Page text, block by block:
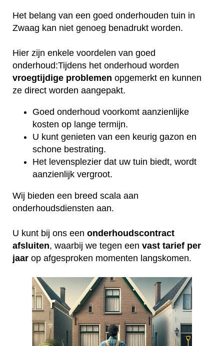
Het belang van een goed onderhouden tuin in
Zwaag kan niet genoeg benadrukt worden.
Hier zijn enkele voordelen van goed
onderhoud:Tijdens het onderhoud worden
vroegtijdige problemen opgemerkt en kunnen
ze direct worden aangepakt.
Goed onderhoud voorkomt aanzienlijke
kosten op lange termijn.
U kunt genieten van een keurig gazon en
schone bestrating.
Het levensplezier dat uw tuin biedt, wordt
aanzienlijk vergroot.
Wij bieden een breed scala aan
onderhoudsdiensten aan.
U kunt bij ons een onderhoudscontract
afsluiten, waarbij we tegen een vast tarief per
jaar op afgesproken momenten langskomen.